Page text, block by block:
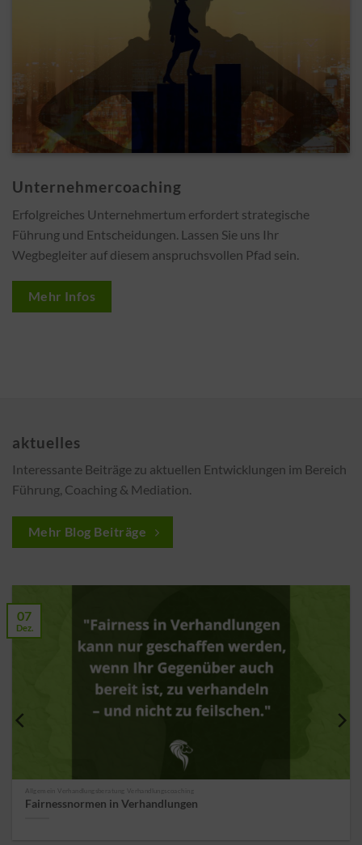
Unternehmercoaching
Erfolgreiches Unternehmertum erfordert strategische
Führung und Entscheidungen. Lassen Sie uns Ihr
Wegbegleiter auf diesem anspruchsvollen Pfad sein.
Mehr Infos
aktuelles
Interessante Beiträge zu aktuellen Entwicklungen im Bereich
Führung, Coaching & Mediation.
Mehr Blog Beiträge
Allgemein Verhandlungsberatung Verhandlungscoaching
Fairnessnormen in Verhandlungen
07
Dez.